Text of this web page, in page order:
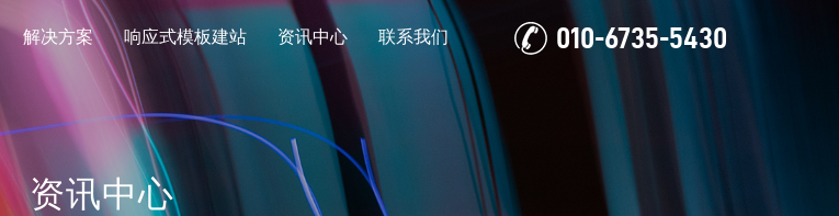
解决方案 响应式模板建站 资讯中心 联系我们 010-6735-5430
资讯中心